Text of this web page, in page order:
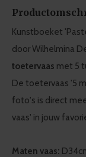
Kunstboeket
door Wilhelmina
toetervaas met 5
De toetervaas '5
foto's is direct
vaas' in jouw
Maten vaas: